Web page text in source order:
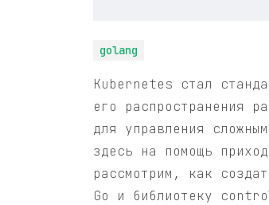
golang
Kubernetes стал
его распространения
для управления
здесь на помощь
рассмотрим, как
Go и библиотеку